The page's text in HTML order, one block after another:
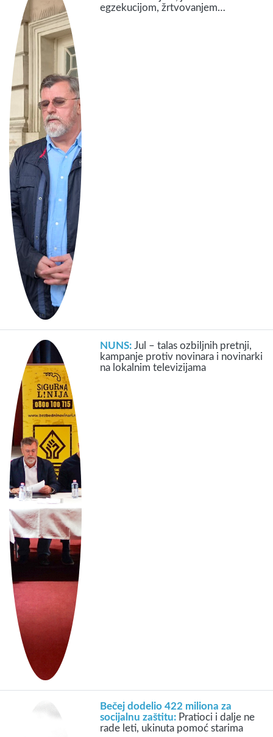
egzekucijom, žrtvovanjem…
NUNS:Jul – talas ozbiljnih pretnji,
kampanje protiv novinara i novinarki
na lokalnim televizijama
Bečej dodelio 422 miliona za
socijalnu zaštitu: Pratioci i dalje ne
rade leti, ukinuta pomoć starima